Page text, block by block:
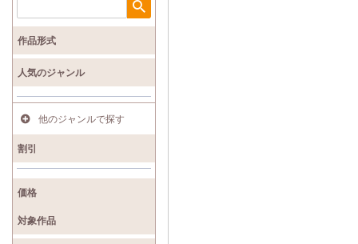
検索
作品形式
人気のジャンル
他のジャンルで探す
割引
価格
対象作品